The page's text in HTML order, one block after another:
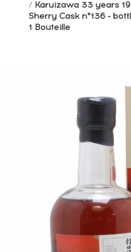
/ Karuizawa 33 years
Sherry Cask n°136 -
1 Bouteille